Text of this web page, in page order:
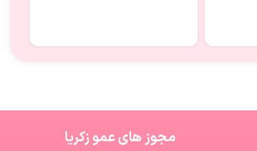
مجوز های عمو زکریا